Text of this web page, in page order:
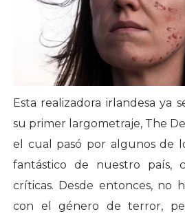
Esta realizadora irlandesa ya
su primer largometraje, The
el cual pasó por algunos de
fantástico de nuestro país,
críticas. Desde entonces, no
con el género de terror,